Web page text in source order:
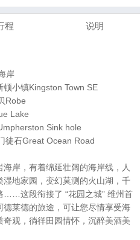
程 说明
岸
小镇Kingston Town SE
Robe
Lake
Sink hole
石Great Ocean Road
海岸，有着绵延壮阔的海岸线，人
地家园，变幻莫测的火山湖，千
……这段衔接了 “花园之城” 维州首
德莱德的旅途，可让您尽情享受海
观，徜徉田园情怀，沉醉美酒美